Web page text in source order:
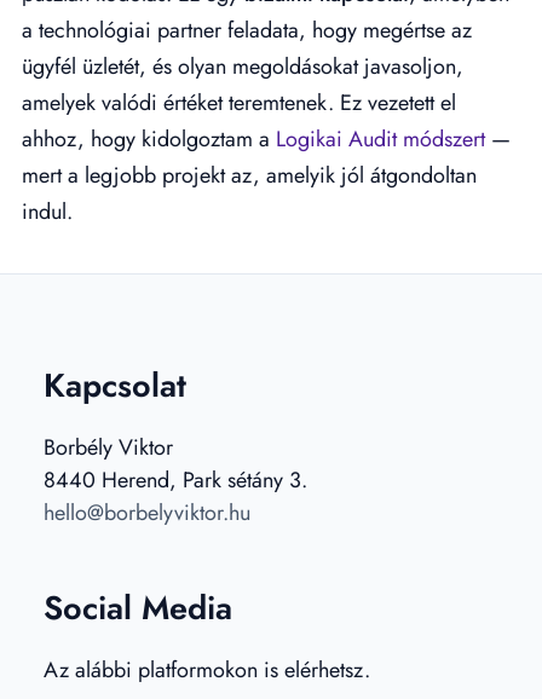
a technológiai partner feladata, hogy megértse az
ügyfél üzletét, és olyan megoldásokat javasoljon,
amelyek valódi értéket teremtenek. Ez vezetett el
ahhoz, hogy kidolgoztam a Logikai Audit módszert—
mert a legjobb projekt az, amelyik jól átgondoltan
indul.
Kapcsolat
Borbély Viktor
8440 Herend, Park sétány 3.
hello@borbelyviktor.hu
Social Media
Az alábbi platformokon is elérhetsz.